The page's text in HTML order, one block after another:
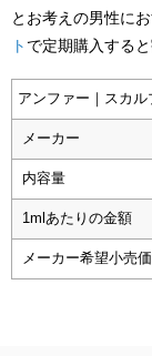
とお考えの男性に
ト で定期購入する
アンファー｜スカ
メーカー
内容量
1mlあたりの金額
メーカー希望小売